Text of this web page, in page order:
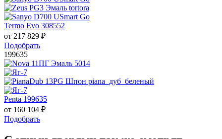
Termo Evo 308552
от 217 829 ₽
Подобрать
199635
Penta 199635
от 160 104 ₽
Подобрать